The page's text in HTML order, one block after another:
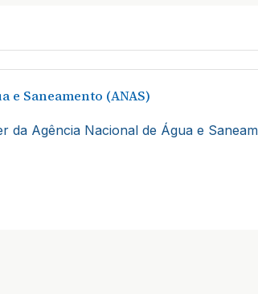
e Saneamento (ANAS)
da Agência Nacional de Água e